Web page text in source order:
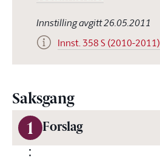
Innstilling avgitt 26.05.2011
Innst. 358 S (2010-2011)
Saksgang
1 Forslag